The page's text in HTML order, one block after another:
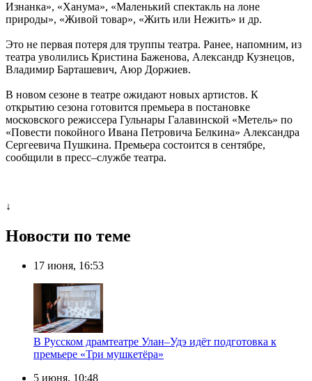
Изнанка», «Ханума», «Маленький спектакль на лоне
природы», «Живой товар», «Жить или Нежить» и др.
Это не первая потеря для труппы театра. Ранее, напомним, из
театра уволились Кристина Баженова, Александр Кузнецов,
Владимир Барташевич, Аюр Доржиев.
В новом сезоне в театре ожидают новых артистов. К
открытию сезона готовится премьера в постановке
московского режиссера Гульнары Галавинской «Метель» по
«Повести покойного Ивана Петровича Белкина» Александра
Сергеевича Пушкина. Премьера состоится в сентябре,
сообщили в пресс–службе театра.
↓
Новости по теме
17 июня, 16:53
В Русском драмтеатре Улан–Удэ идёт подготовка к
премьере «Три мушкетёра»
5 июня, 10:48